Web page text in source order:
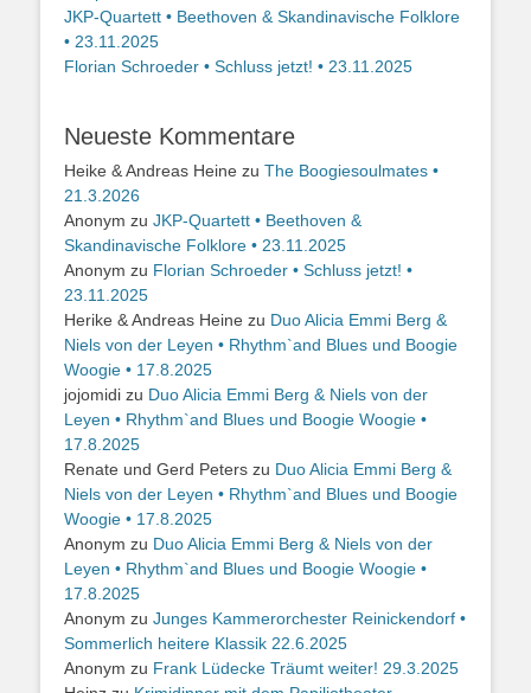
JKP-Quartett • Beethoven & Skandinavische Folklore
• 23.11.2025
Florian Schroeder • Schluss jetzt! • 23.11.2025
Neueste Kommentare
Heike & Andreas Heine zu The Boogiesoulmates •
21.3.2026
Anonym zu JKP-Quartett • Beethoven &
Skandinavische Folklore • 23.11.2025
Anonym zu Florian Schroeder • Schluss jetzt! •
23.11.2025
Herike & Andreas Heine zu Duo Alicia Emmi Berg &
Niels von der Leyen • Rhythm`and Blues und Boogie
Woogie • 17.8.2025
jojomidi zu Duo Alicia Emmi Berg & Niels von der
Leyen • Rhythm`and Blues und Boogie Woogie •
17.8.2025
Renate und Gerd Peters zu Duo Alicia Emmi Berg &
Niels von der Leyen • Rhythm`and Blues und Boogie
Woogie • 17.8.2025
Anonym zu Duo Alicia Emmi Berg & Niels von der
Leyen • Rhythm`and Blues und Boogie Woogie •
17.8.2025
Anonym zu Junges Kammerorchester Reinickendorf •
Sommerlich heitere Klassik 22.6.2025
Anonym zu Frank Lüdecke Träumt weiter! 29.3.2025